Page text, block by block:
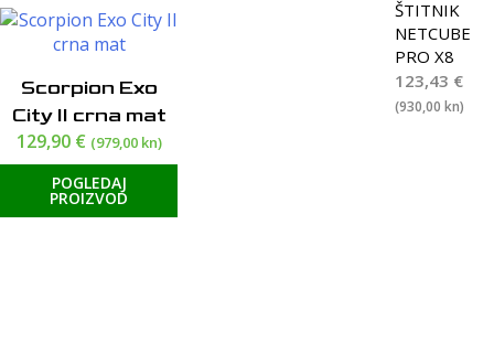
Scorpion Exo
City II crna mat
129,90 € (979,00 kn)
POGLEDAJ
PROIZVOD
ŠTITNIK
NETCUBE
PRO X8
123,43 €
(930,00 kn)